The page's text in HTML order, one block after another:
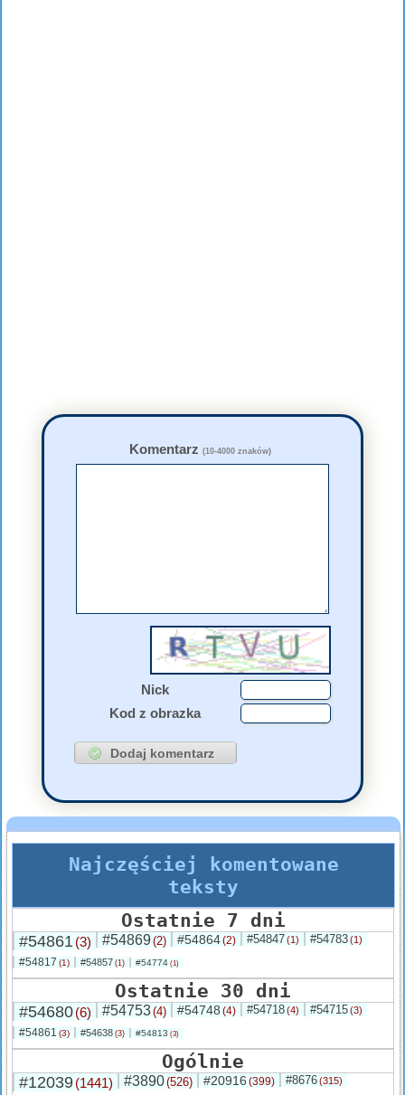
Komentarz (10-4000 znaków)
Nick
Kod z obrazka
Najczęściej komentowane
teksty
Ostatnie 7 dni
#54861(3) #54869(2) #54864(2) #54847(1) #54783(1)
#54817 (1) #54857 (1) #54774 (1)
Ostatnie 30 dni
#54680(6) #54753(4) #54748 (4) #54718(4) #54715(3)
#54861 (3) #54638 (3) #54813 (3)
Ogólnie
#12039(1441) #3890(526) #20916 (399) #8676(315)